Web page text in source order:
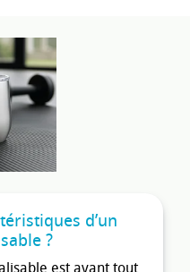
d’un
?
est avant tout